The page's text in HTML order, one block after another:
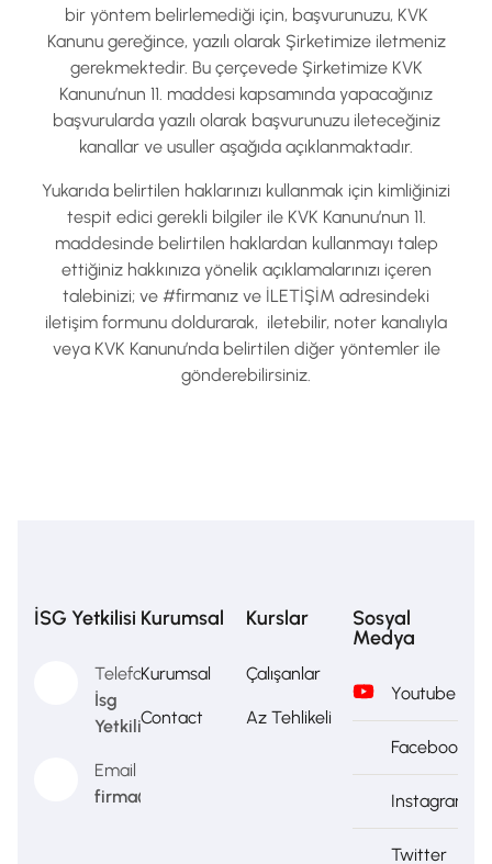
bir yöntem belirlemediği için, başvurunuzu, KVK
Kanunu gereğince, yazılı olarak Şirketimize iletmeniz
gerekmektedir. Bu çerçevede Şirketimize KVK
Kanunu’nun 11. maddesi kapsamında yapacağınız
başvurularda yazılı olarak başvurunuzu ileteceğiniz
kanallar ve usuller aşağıda açıklanmaktadır.
Yukarıda belirtilen haklarınızı kullanmak için kimliğinizi
tespit edici gerekli bilgiler ile KVK Kanunu’nun 11.
maddesinde belirtilen haklardan kullanmayı talep
ettiğiniz hakkınıza yönelik açıklamalarınızı içeren
talebinizi; ve #firmanız ve İLETİŞİM adresindeki
iletişim formunu doldurarak, iletebilir, noter kanalıyla
veya KVK Kanunu’nda belirtilen diğer yöntemler ile
gönderebilirsiniz.
İSG Yetkilisi
Telefon
İsg
Yetkilisi
Email
firma@firma.com
Kurumsal
Kurumsal
Contact
Kurslar
Çalışanlar
Az Tehlikeli
Sosyal
Medya
Youtube
Facebook
Instagram
Twitter